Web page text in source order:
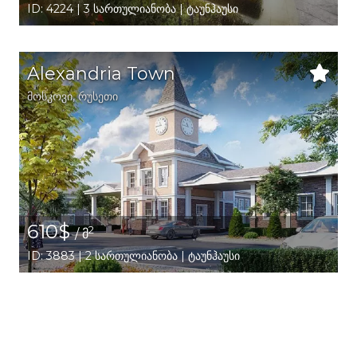
ID: 4224 | 3 სართულიანობა | ტაუნჰაუსი
Alexandria Town
მოსკოვი,რუსეთი
610$/ მ2
ID: 3883 | 2 სართულიანობა | ტაუნჰაუსი